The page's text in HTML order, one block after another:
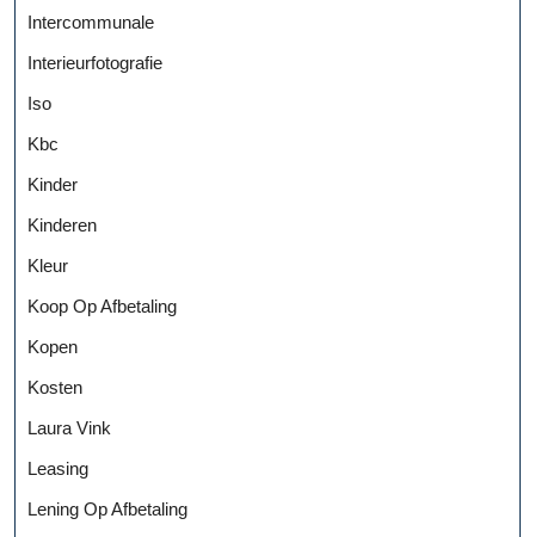
Intercommunale
Interieurfotografie
Iso
Kbc
Kinder
Kinderen
Kleur
Koop Op Afbetaling
Kopen
Kosten
Laura Vink
Leasing
Lening Op Afbetaling